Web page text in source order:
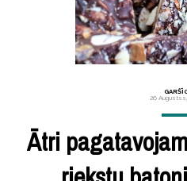
26 Augustss,
Ātri